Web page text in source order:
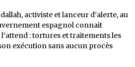
activiste et lanceur d’alerte, au
espagnol connait
: tortures et traitements les
exécution sans aucun procès